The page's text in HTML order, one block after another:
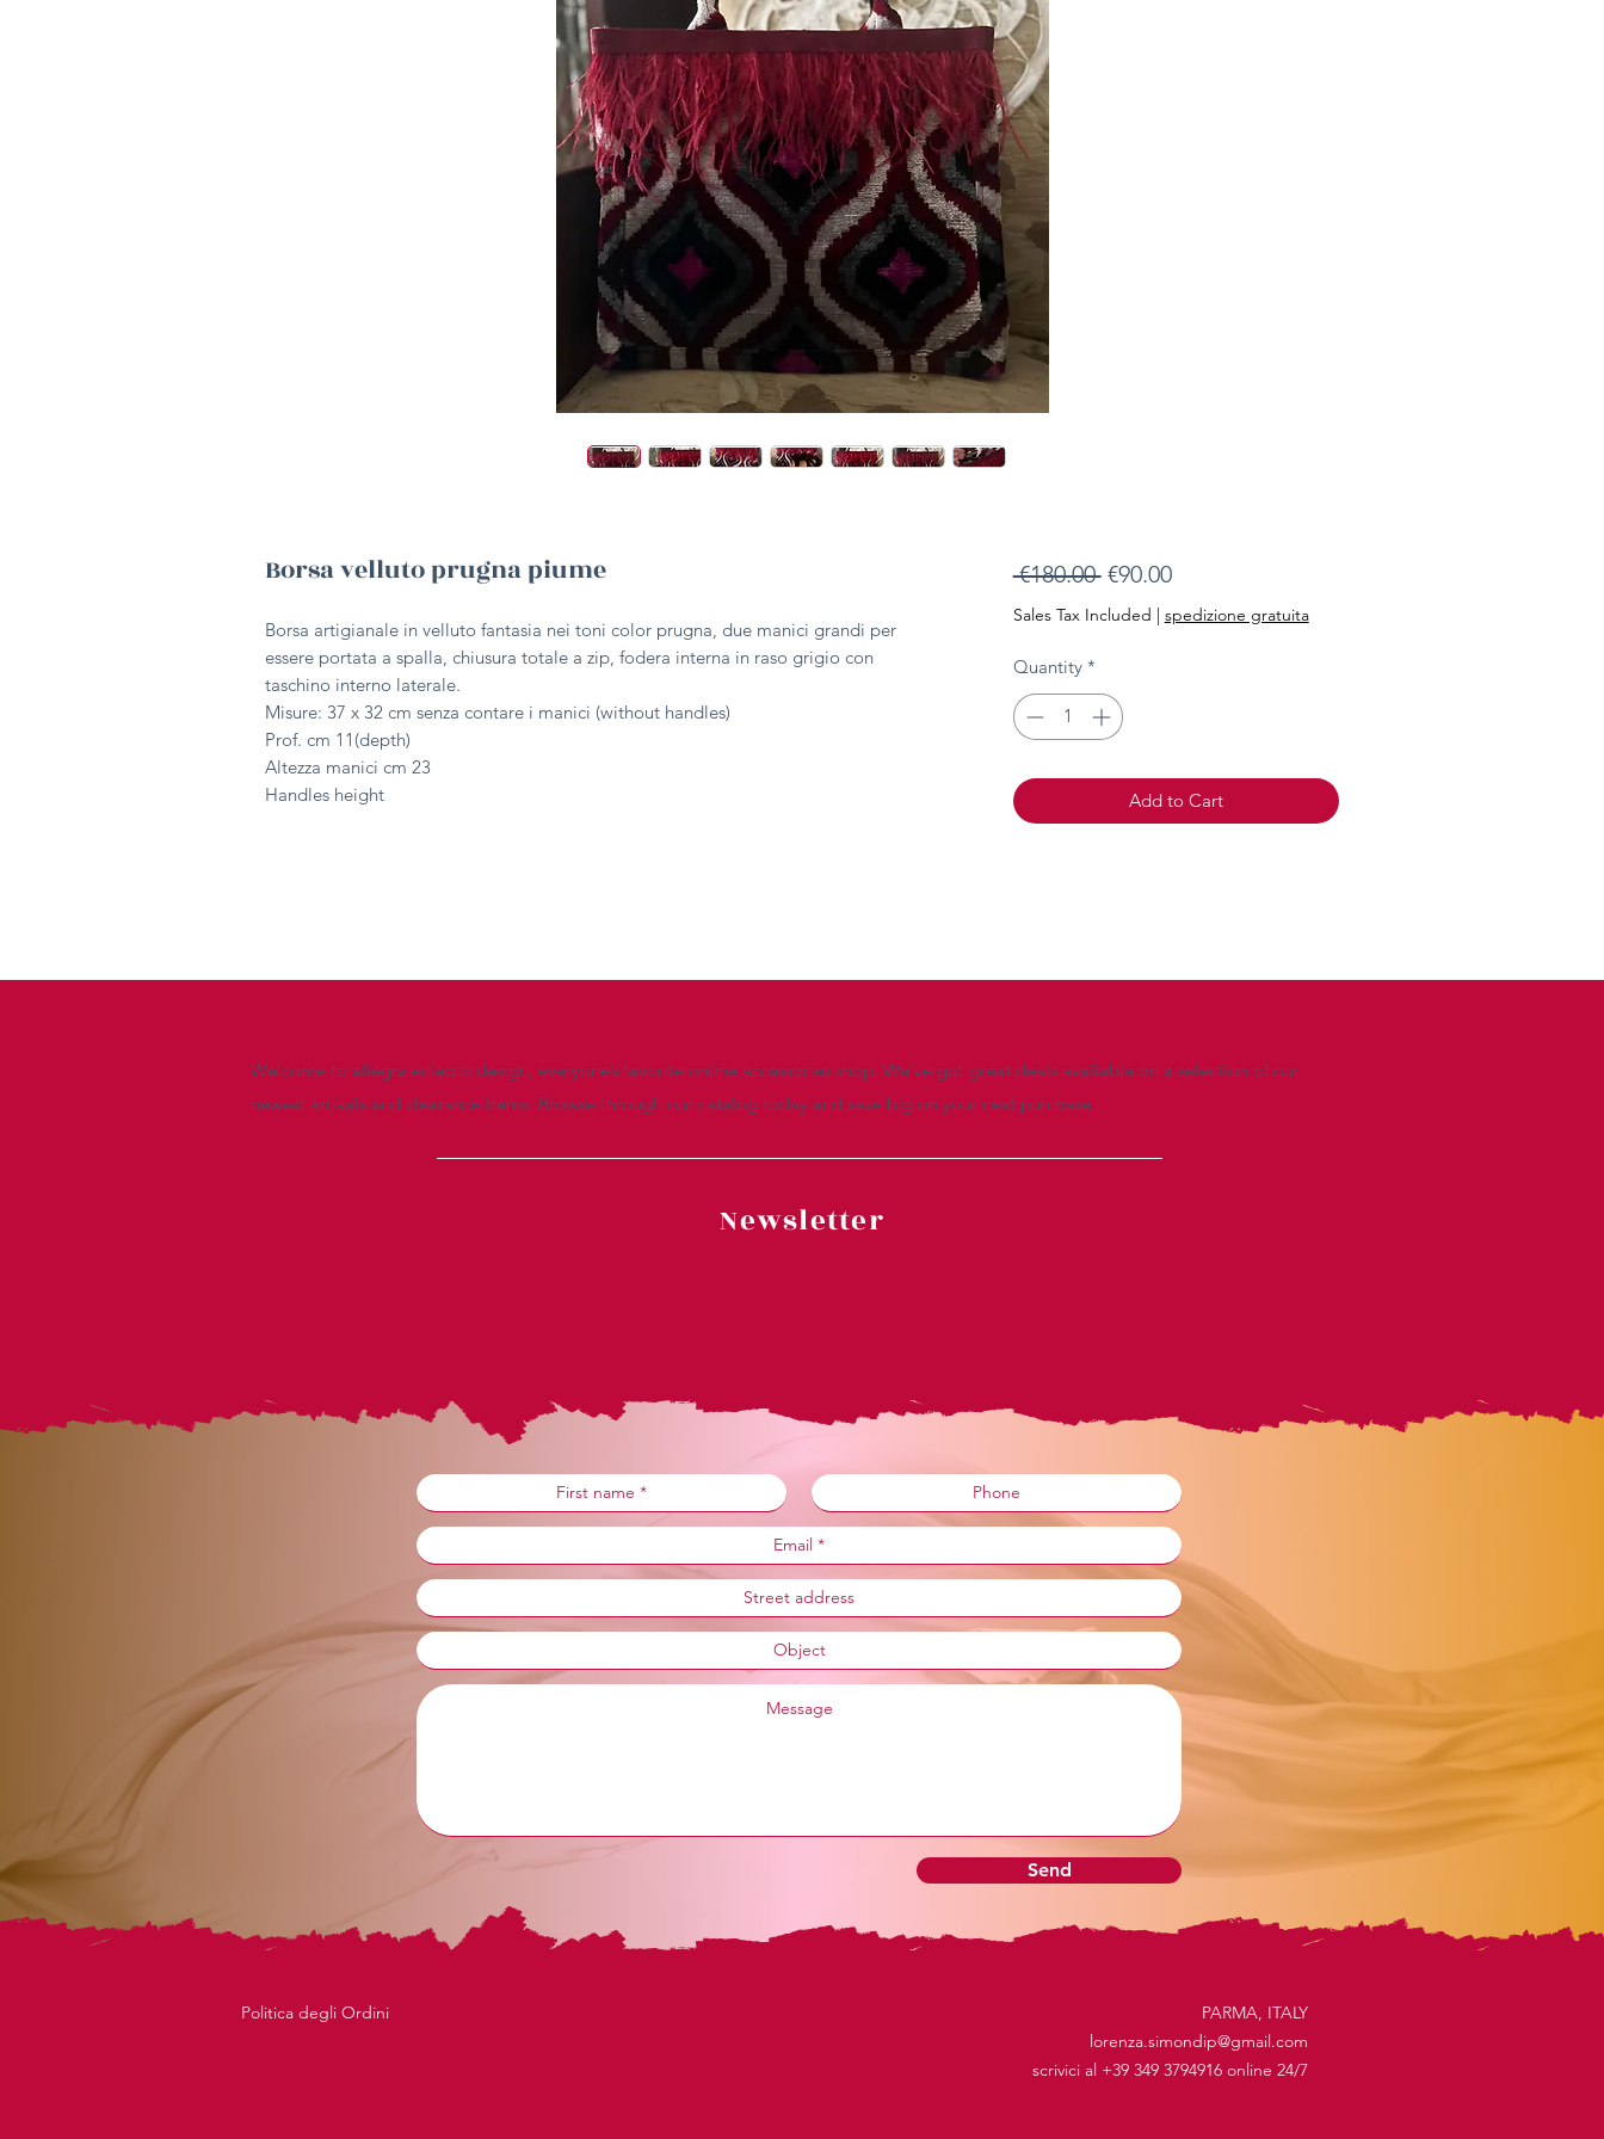
Borsa velluto prugna piume
Borsa artigianale in velluto fantasia nei toni color prugna, due manici grandi per
essere portata a spalla, chiusura totale a zip, fodera interna in raso grigio con
taschino interno laterale.
Misure: 37 x 32 cm senza contare i manici (without handles)
Prof. cm 11(depth)
Altezza manici cm 23
Handles height
€180.00 Regular
Price
€90.00Sale
Price
Sales Tax Included | spedizione gratuita
Quantity *
Add to Cart
Welcome to allegra eclectic design, everyone’s favorite online accessories shop. We’ve got great deals available on a selection of our
newest arrivals and clearance items. Browse through our catalog today and save big on your next purchase.
Newsletter
Send
Politica degli Ordini
PARMA, ITALY
lorenza.simondip@gmail.com
scrivici al +39 349 3794916 online 24/7